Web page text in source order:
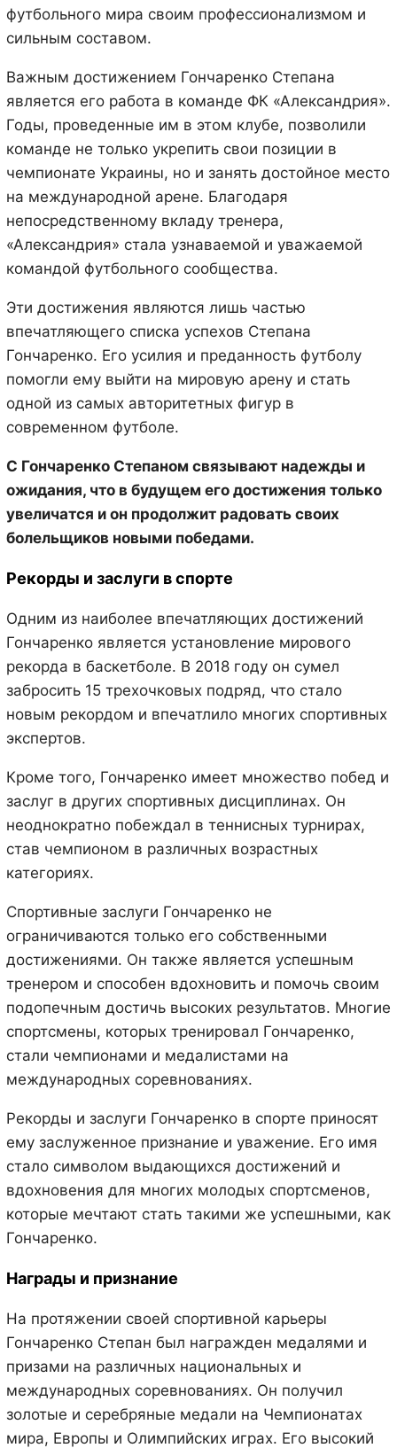
футбольного мира своим профессионализмом и
сильным составом.
Важным достижением Гончаренко Степана
является его работа в команде ФК «Александрия».
Годы, проведенные им в этом клубе, позволили
команде не только укрепить свои позиции в
чемпионате Украины, но и занять достойное место
на международной арене. Благодаря
непосредственному вкладу тренера,
«Александрия» стала узнаваемой и уважаемой
командой футбольного сообщества.
Эти достижения являются лишь частью
впечатляющего списка успехов Степана
Гончаренко. Его усилия и преданность футболу
помогли ему выйти на мировую арену и стать
одной из самых авторитетных фигур в
современном футболе.
С Гончаренко Степаном связывают надежды и
ожидания, что в будущем его достижения только
увеличатся и он продолжит радовать своих
болельщиков новыми победами.
Рекорды и заслуги в спорте
Одним из наиболее впечатляющих достижений
Гончаренко является установление мирового
рекорда в баскетболе. В 2018 году он сумел
забросить 15 трехочковых подряд, что стало
новым рекордом и впечатлило многих спортивных
экспертов.
Кроме того, Гончаренко имеет множество побед и
заслуг в других спортивных дисциплинах. Он
неоднократно побеждал в теннисных турнирах,
став чемпионом в различных возрастных
категориях.
Спортивные заслуги Гончаренко не
ограничиваются только его собственными
достижениями. Он также является успешным
тренером и способен вдохновить и помочь своим
подопечным достичь высоких результатов. Многие
спортсмены, которых тренировал Гончаренко,
стали чемпионами и медалистами на
международных соревнованиях.
Рекорды и заслуги Гончаренко в спорте приносят
ему заслуженное признание и уважение. Его имя
стало символом выдающихся достижений и
вдохновения для многих молодых спортсменов,
которые мечтают стать такими же успешными, как
Гончаренко.
Награды и признание
На протяжении своей спортивной карьеры
Гончаренко Степан был награжден медалями и
призами на различных национальных и
международных соревнованиях. Он получил
золотые и серебряные медали на Чемпионатах
мира, Европы и Олимпийских играх. Его высокий